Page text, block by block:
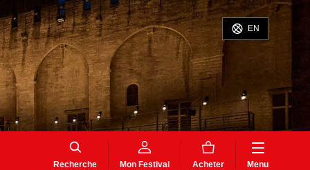
EN
Recherche Mon Festival Acheter Menu